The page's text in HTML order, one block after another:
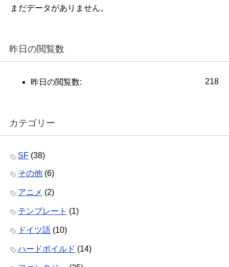
まだデータがありません。
昨日の閲覧数
218
昨日の閲覧数:
カテゴリー
SF (38)
その他 (6)
アニメ (2)
テンプレート (1)
ドイツ語 (10)
ハードボイルド (14)